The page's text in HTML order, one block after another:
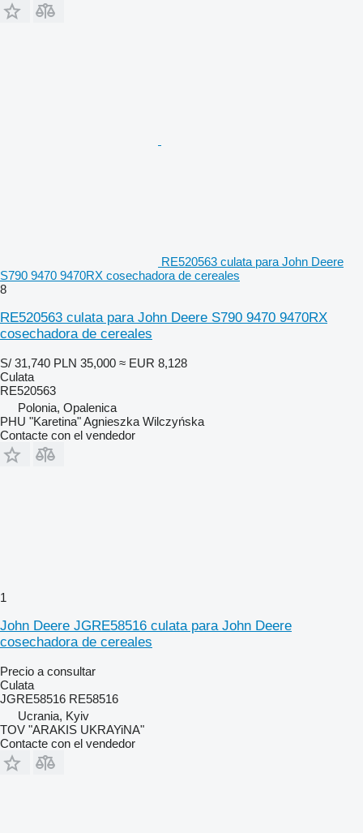
RE520563 culata para John Deere
S790 9470 9470RX cosechadora de cereales
8
RE520563 culata para John Deere S790 9470 9470RX
cosechadora de cereales
S/ 31,740 PLN 35,000 ≈ EUR 8,128
Culata
RE520563
Polonia, Opalenica
PHU "Karetina" Agnieszka Wilczyńska
Contacte con el vendedor
1
John Deere JGRE58516 culata para John Deere
cosechadora de cereales
Precio a consultar
Culata
JGRE58516 RE58516
Ucrania, Kyiv
TOV "ARAKIS UKRAYiNA"
Contacte con el vendedor